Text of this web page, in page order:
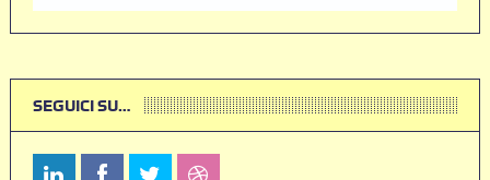
SEGUICI SU…